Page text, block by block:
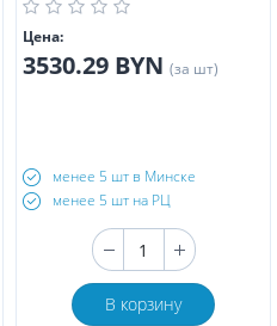
Цена:
3530.29 BYN (за шт)
менее 5 шт в Минске
менее 5 шт на РЦ
В корзину